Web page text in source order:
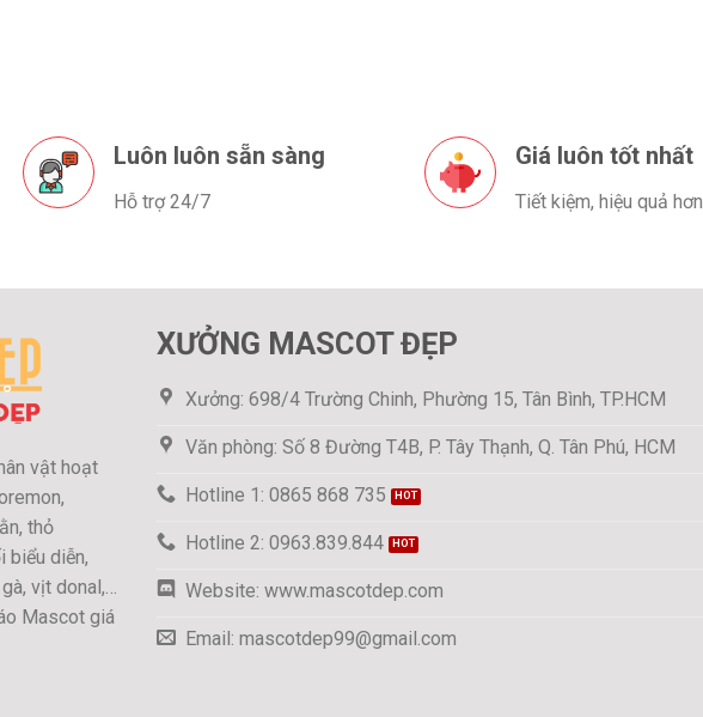
Luôn luôn sẵn sàng
Hỗ trợ 24/7
Giá luôn tốt nhất
Tiết kiệm, hiệu quả hơn
vật hoạt
thỏ
biểu diễn,
vịt donal,…
Mascot giá
XƯỞNG MASCOT ĐẸP
Xưởng: 698/4 Trường Chinh, Phường 15, Tân Bình, TP.HCM
Văn phòng: Số 8 Đường T4B, P. Tây Thạnh, Q. Tân Phú, HCM
Hotline 1: 0865 868 735
Hotline 2: 0963.839.844
Website: www.mascotdep.com
Email: mascotdep99@gmail.com